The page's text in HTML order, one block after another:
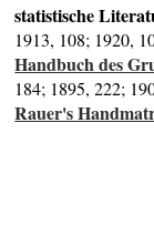
statistische
1913, 108; 1920,
Handbuch des
184; 1895, 222;
Rauer's